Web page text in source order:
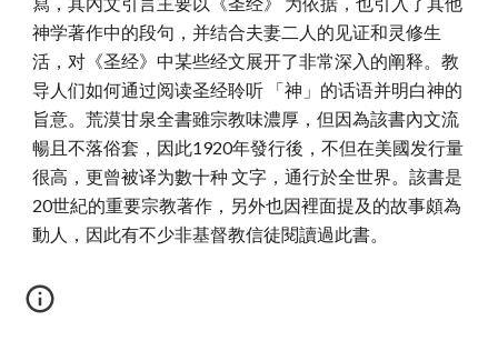
神学著作中的段句，并结合夫妻二人的见证和灵修生
活，对《圣经》中某些经文展开了非常深入的阐释。教
导人们如何通过阅读圣经聆听 「神」的话语并明白神的
旨意。荒漠甘泉全書雖宗教味濃厚，但因為該書內文流
暢且不落俗套，因此1920年發行後，不但在美國发行量
很高，更曾被译为數十种 文字，通行於全世界。該書是
20世紀的重要宗教著作，另外也因裡面提及的故事頗為
動人，因此有不少非基督教信徒閱讀過此書。